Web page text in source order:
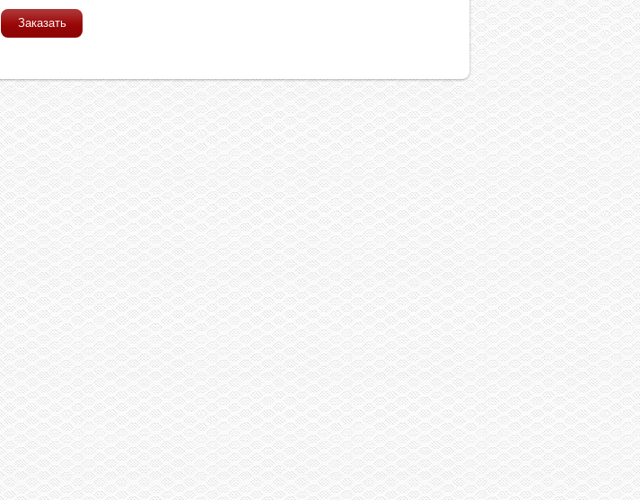
Заказать